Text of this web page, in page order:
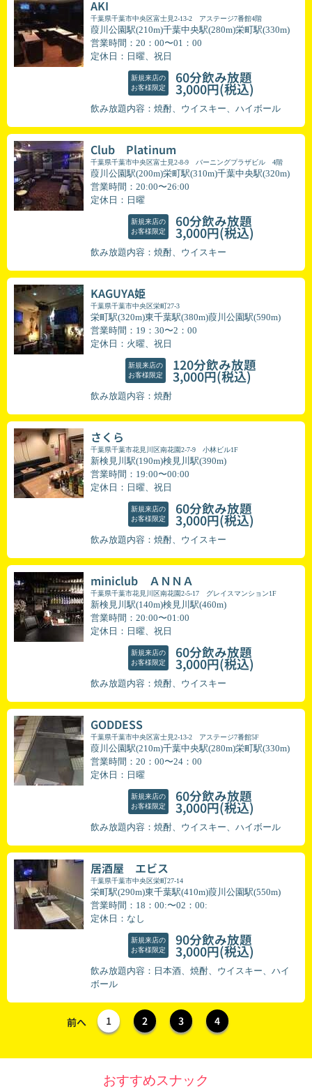
AKI
千葉県千葉市中央区富士見2-13-2 アステージ7番館4階
葭川公園駅(210m)千葉中央駅(280m)栄町駅(330m)
営業時間：20：00〜01：00
定休日：日曜、祝日
新規来店の
お客様限定
60分飲み放題
3,000円(税込)
飲み放題内容：焼酎、ウイスキー、ハイボール
Club Platinum
千葉県千葉市中央区富士見2-8-9 バーニングプラザビル 4階
葭川公園駅(200m)栄町駅(310m)千葉中央駅(320m)
営業時間：20:00〜26:00
定休日：日曜
新規来店の
お客様限定
60分飲み放題
3,000円(税込)
飲み放題内容：焼酎、ウイスキー
KAGUYA姫
千葉県千葉市中央区栄町27-3
栄町駅(320m)東千葉駅(380m)葭川公園駅(590m)
営業時間：19：30〜2：00
定休日：火曜、祝日
新規来店の
お客様限定
120分飲み放題
3,000円(税込)
飲み放題内容：焼酎
さくら
千葉県千葉市花見川区南花園2-7-9 小林ビル1F
新検見川駅(190m)検見川駅(390m)
営業時間：19:00〜00:00
定休日：日曜、祝日
新規来店の
お客様限定
60分飲み放題
3,000円(税込)
飲み放題内容：焼酎、ウイスキー
miniclub ＡＮＮＡ
千葉県千葉市花見川区南花園2-5-17 グレイスマンション1F
新検見川駅(140m)検見川駅(460m)
営業時間：20:00〜01:00
定休日：日曜、祝日
新規来店の
お客様限定
60分飲み放題
3,000円(税込)
飲み放題内容：焼酎、ウイスキー
GODDESS
千葉県千葉市中央区富士見2-13-2 アステージ7番館5F
葭川公園駅(210m)千葉中央駅(280m)栄町駅(330m)
営業時間：20：00〜24：00
定休日：日曜
新規来店の
お客様限定
60分飲み放題
3,000円(税込)
飲み放題内容：焼酎、ウイスキー、ハイボール
居酒屋 エビス
千葉県千葉市中央区栄町27-14
栄町駅(290m)東千葉駅(410m)葭川公園駅(550m)
営業時間：18：00:〜02：00:
定休日：なし
新規来店の
お客様限定
90分飲み放題
3,000円(税込)
飲み放題内容：日本酒、焼酎、ウイスキー、ハイ
ボール
前へ 1 2 3 4
おすすめスナック